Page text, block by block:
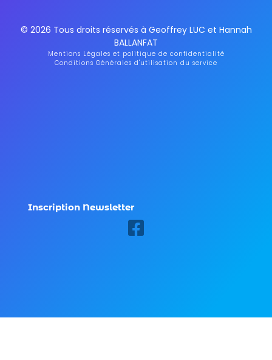
© 2026 Tous droits réservés à Geoffrey LUC et Hannah
BALLANFAT
Mentions Légales et politique de confidentialité
Conditions Générales d'utilisation du service
Inscription Newsletter